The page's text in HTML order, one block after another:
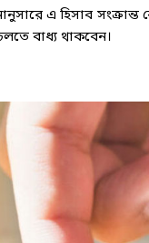
এ হিসাব
বাধ্য থাকবেন।